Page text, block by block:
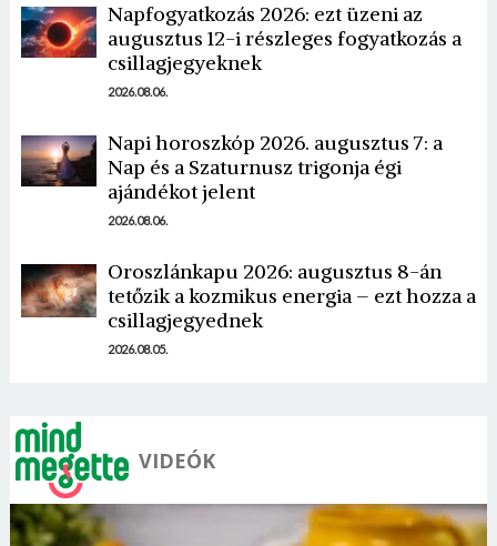
Napfogyatkozás 2026: ezt üzeni az
augusztus 12-i részleges fogyatkozás a
csillagjegyeknek
2026.08.06.
Napi horoszkóp 2026. augusztus 7: a
Nap és a Szaturnusz trigonja égi
ajándékot jelent
2026.08.06.
Oroszlánkapu 2026: augusztus 8-án
tetőzik a kozmikus energia – ezt hozza a
csillagjegyednek
2026.08.05.
VIDEÓK